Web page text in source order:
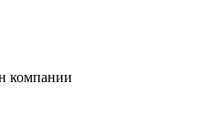
компании